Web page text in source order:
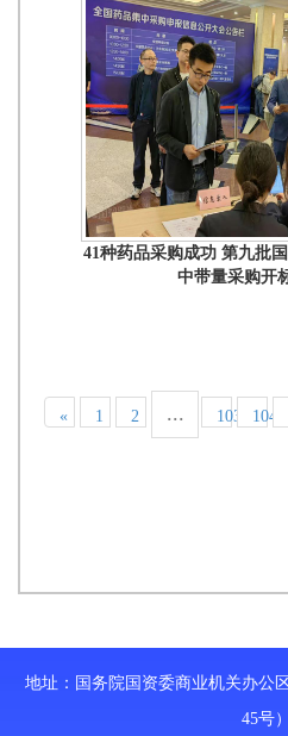
41种药品采购成功 第九批
中带量采购开
« 1 2 ... 103 104
地址：国务院国资委商业机关办公
45号）